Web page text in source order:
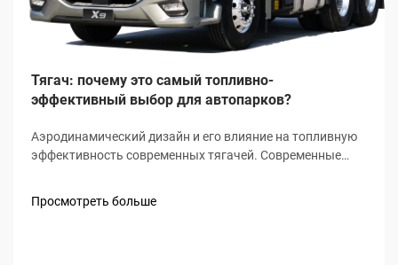
Тягач: почему это самый топливно-
эффективный выбор для автопарков?
Аэродинамический дизайн и его влияние на топливную
эффективность современных тягачей. Современные
и повышают расход топлива. Подумайте о закруглённых
Просмотреть больше